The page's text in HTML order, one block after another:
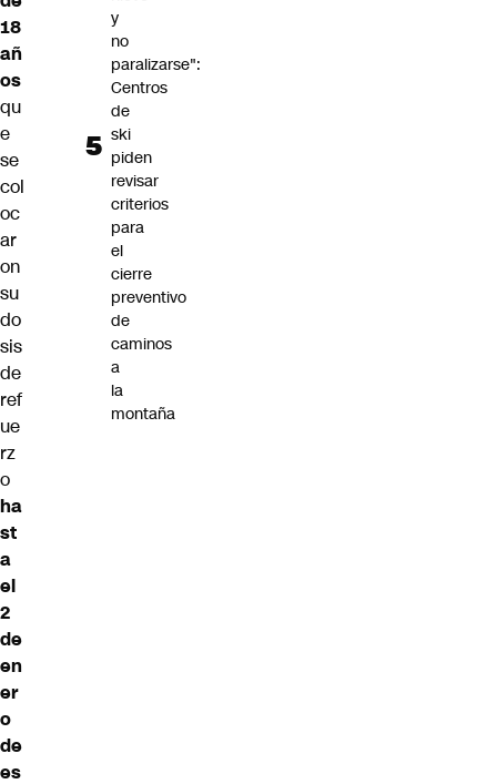
18
añ
os
qu
e
se
col
oc
ar
on
su
do
sis
de
ref
ue
rz
o
ha
st
a
el
2
de
en
er
o
de
es
y
no
paralizarse":
Centros
de
ski
piden
revisar
criterios
para
el
cierre
preventivo
de
caminos
a
la
montaña